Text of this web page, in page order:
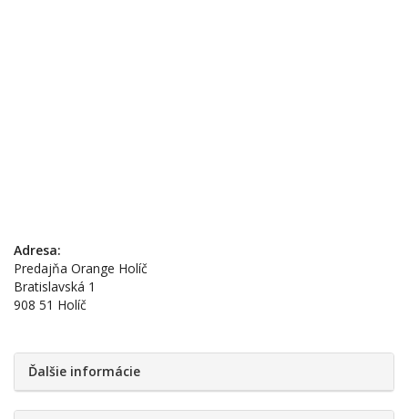
Adresa:
Predajňa Orange Holíč
Bratislavská 1
908 51 Holíč
Ďalšie informácie